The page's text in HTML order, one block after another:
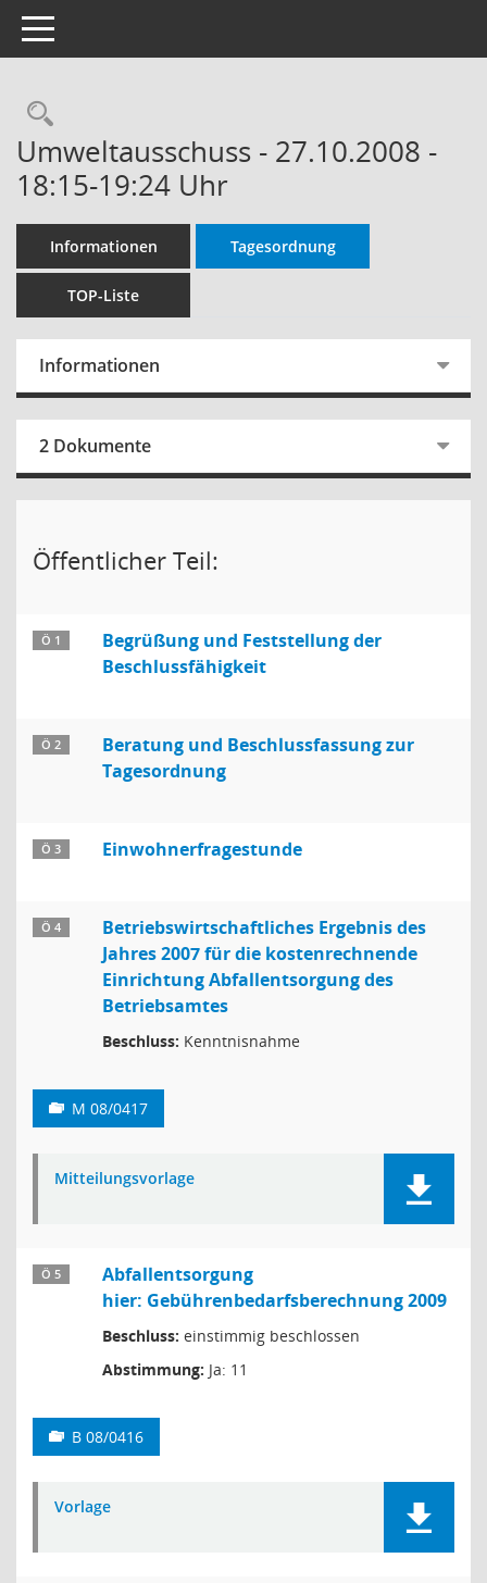
Toggle navigation
Rechercheauswahl
Umweltausschuss - 27.10.2008 -
18:15-19:24 Uhr
Informationen Tagesordnung
TOP-Liste
Informationen
2 Dokumente
Öffentlicher Teil:
Ö 1
Begrüßung und Feststellung der
Beschlussfähigkeit
Ö 2
Beratung und Beschlussfassung zur
Tagesordnung
Ö 3 Einwohnerfragestunde
Ö 4
Betriebswirtschaftliches Ergebnis des
Jahres 2007 für die kostenrechnende
Einrichtung Abfallentsorgung des
Betriebsamtes
Beschluss: Kenntnisnahme
M 08/0417
Mitteilungsvorlage
Ö 5
Abfallentsorgung
hier: Gebührenbedarfsberechnung 2009
Beschluss: einstimmig beschlossen
Abstimmung: Ja: 11
B 08/0416
Vorlage